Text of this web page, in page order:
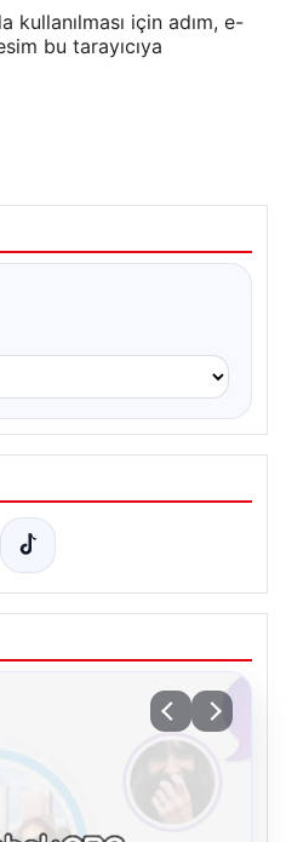
kullanılması için adım, e-
bu tarayıcıya